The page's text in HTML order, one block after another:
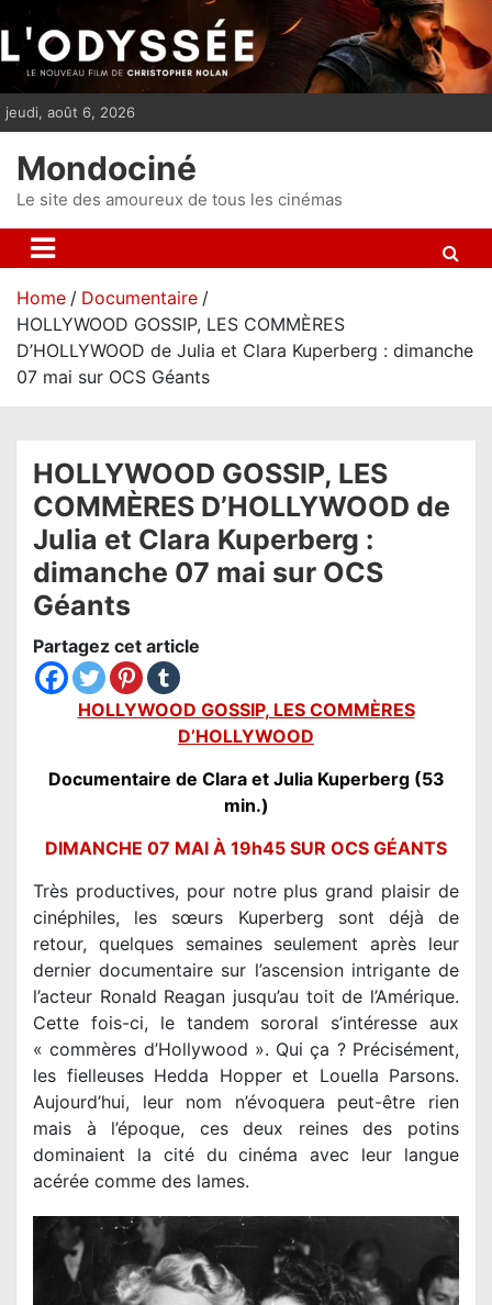
i
p
t
n
jeudi, août 6, 2026
Mondociné
Le site des amoureux de tous les cinémas
Home
Documentaire
HOLLYWOOD GOSSIP, LES COMMÈRES
D’HOLLYWOOD de Julia et Clara Kuperberg : dimanche
07 mai sur OCS Géants
HOLLYWOOD GOSSIP, LES
COMMÈRES D’HOLLYWOOD de
Julia et Clara Kuperberg :
dimanche 07 mai sur OCS
Géants
Partagez cet article
HOLLYWOOD GOSSIP, LES COMMÈRES
D’HOLLYWOOD
Documentaire de Clara et Julia Kuperberg (53
min.)
DIMANCHE 07 MAI À 19h45 SUR OCS GÉANTS
Très productives, pour notre plus grand plaisir de
cinéphiles, les sœurs Kuperberg sont déjà de
retour, quelques semaines seulement après leur
dernier documentaire sur l’ascension intrigante de
l’acteur Ronald Reagan jusqu’au toit de l’Amérique.
Cette fois-ci, le tandem sororal s’intéresse aux
« commères d’Hollywood ». Qui ça ? Précisément,
les fielleuses Hedda Hopper et Louella Parsons.
Aujourd’hui, leur nom n’évoquera peut-être rien
mais à l’époque, ces deux reines des potins
dominaient la cité du cinéma avec leur langue
acérée comme des lames.